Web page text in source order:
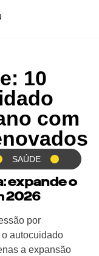
10
com
SAÚDE
expande o
2026
por
autocuidado
a expansão